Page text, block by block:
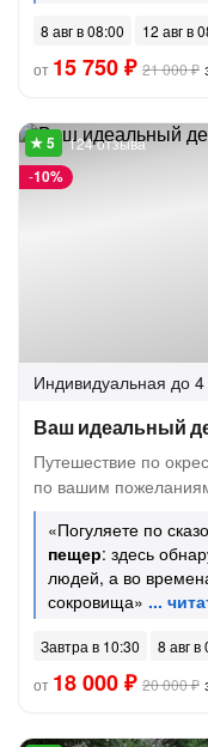
8 авг в 08:00
12 авг в
от 15 750 ₽ 21 000 ₽
-10%
124 отзыва
Индивидуальная до 4
Ваш идеальный
Путешествие по
по вашим
«Погуляете по
пещер: здесь
людей, а во
сокровища»
Завтра в 10:30
8 авг в
от 18 000 ₽ 20 000 ₽